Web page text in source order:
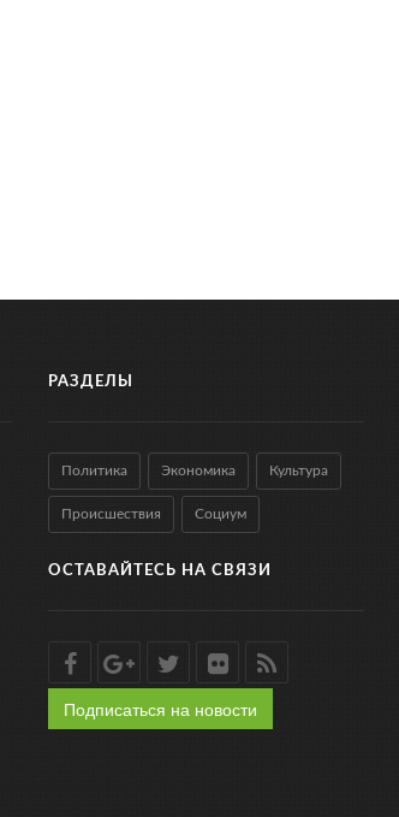
РАЗДЕЛЫ
Политика Экономика Культура
Происшествия Социум
ОСТАВАЙТЕСЬ НА СВЯЗИ
Подписаться на новости